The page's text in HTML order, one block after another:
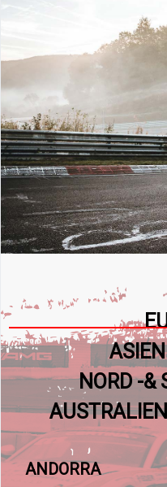
NORD -&
ANDORRA